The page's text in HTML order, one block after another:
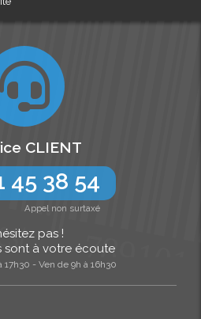
CLIENT
45 38 54
Appel non surtaxé
pas !
sont à votre écoute
- Ven de 9h à 16h30